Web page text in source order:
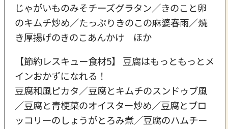
じゃがいものみそチーズグラタン／きのこと卵
のキムチ炒め／たっぷりきのこの麻婆春雨／焼
き厚揚げのきのこあんかけ ほか
【節約レスキュー食材5】 豆腐はもっともっとメ
インおかずになれる！
豆腐和風ピカタ／豆腐とキムチのスンドゥブ風
／豆腐と青梗菜のオイスター炒め／豆腐とブロ
ッコリーのしょうがとろみ煮／豆腐のハムチー